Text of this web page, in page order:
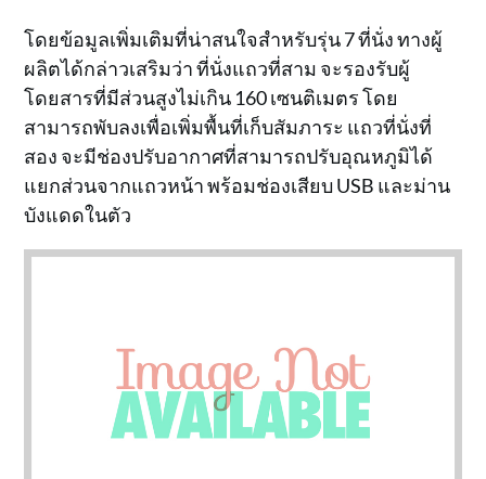
โดยข้อมูลเพิ่มเติมที่น่าสนใจสำหรับรุ่น 7 ที่นั่ง ทางผู้
ผลิตได้กล่าวเสริมว่า ที่นั่งแถวที่สาม จะรองรับผู้
โดยสารที่มีส่วนสูงไม่เกิน 160 เซนติเมตร โดย
สามารถพับลงเพื่อเพิ่มพื้นที่เก็บสัมภาระ แถวที่นั่งที่
สอง จะมีช่องปรับอากาศที่สามารถปรับอุณหภูมิได้
แยกส่วนจากแถวหน้า พร้อมช่องเสียบ USB และม่าน
บังแดดในตัว